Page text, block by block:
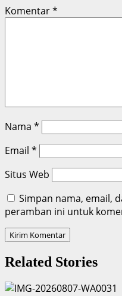
Komentar*
Nama *
Email *
Situs Web
Simpan nama, email,
peramban ini untuk
Related Stories